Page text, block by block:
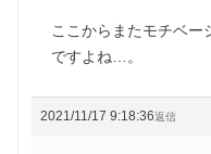
ここからまたモチベー
ですよね…。
2021/11/17 9:18:36返信